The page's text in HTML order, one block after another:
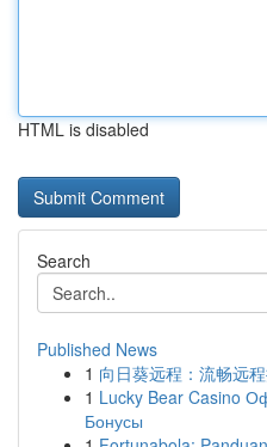
HTML is disabled
Search
Published News
1 向日葵远程：流畅远
1 Lucky Bear Casino
Бонусы